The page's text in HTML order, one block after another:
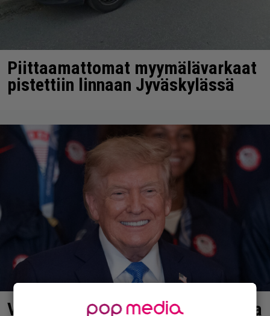
Piittaamattomat myymälävarkaat
pistettiin linnaan Jyväskylässä
Valkoinen talo käytti Spider-Mania